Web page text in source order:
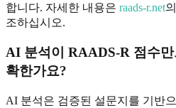
합니다. 자세한 내용은 raads-r.net
조하십시오.
AI 분석이 RAADS-R 점수
확한가요?
AI 분석은 검증된 설문지를 기반